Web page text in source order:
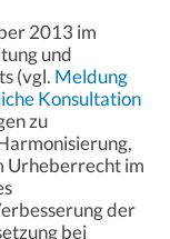
2013 im
und
(vgl. Meldung
Konsultation
zu
Urheberrecht im
der
bei